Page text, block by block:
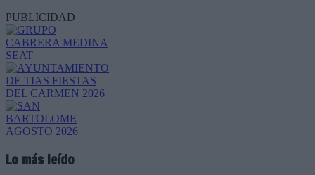
PUBLICIDAD
Lo más leído